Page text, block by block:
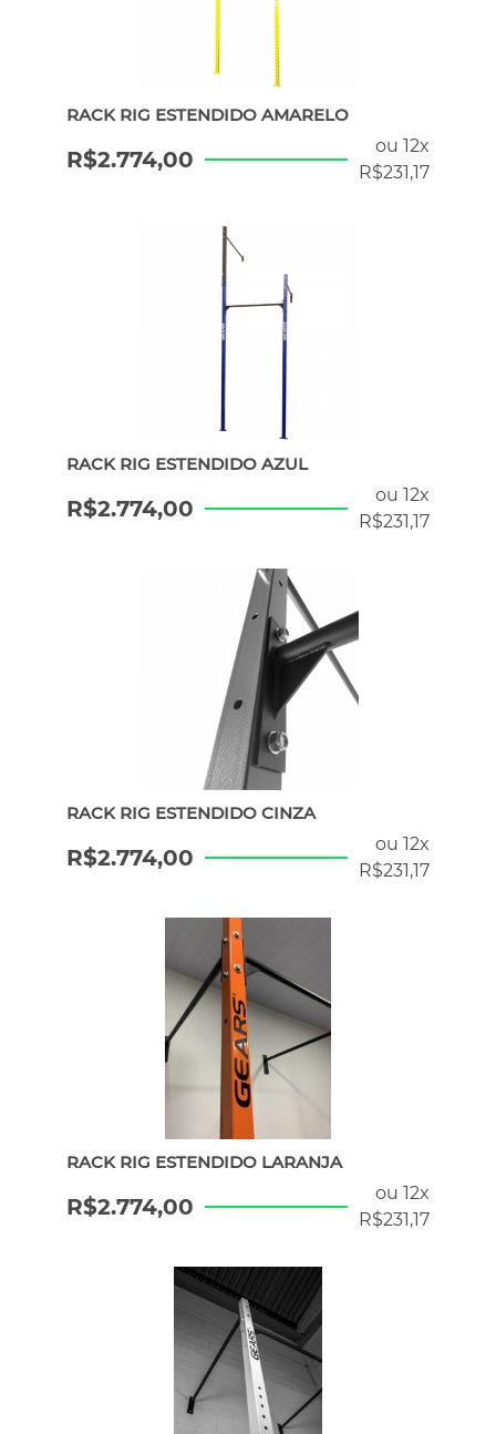
RACK RIG ESTENDIDO AMARELO
ou 12x
R$231,17
R$2.774,00
RACK RIG ESTENDIDO AZUL
ou 12x
R$231,17
R$2.774,00
RACK RIG ESTENDIDO CINZA
ou 12x
R$231,17
R$2.774,00
RACK RIG ESTENDIDO LARANJA
ou 12x
R$231,17
R$2.774,00